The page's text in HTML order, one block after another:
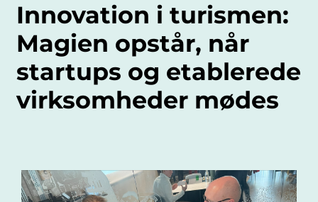
Innovation i turismen:
Magien opstår, når
startups og etablerede
virksomheder mødes